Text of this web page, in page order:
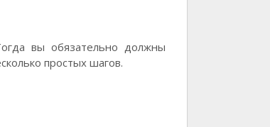
вы обязательно должны
простых шагов.